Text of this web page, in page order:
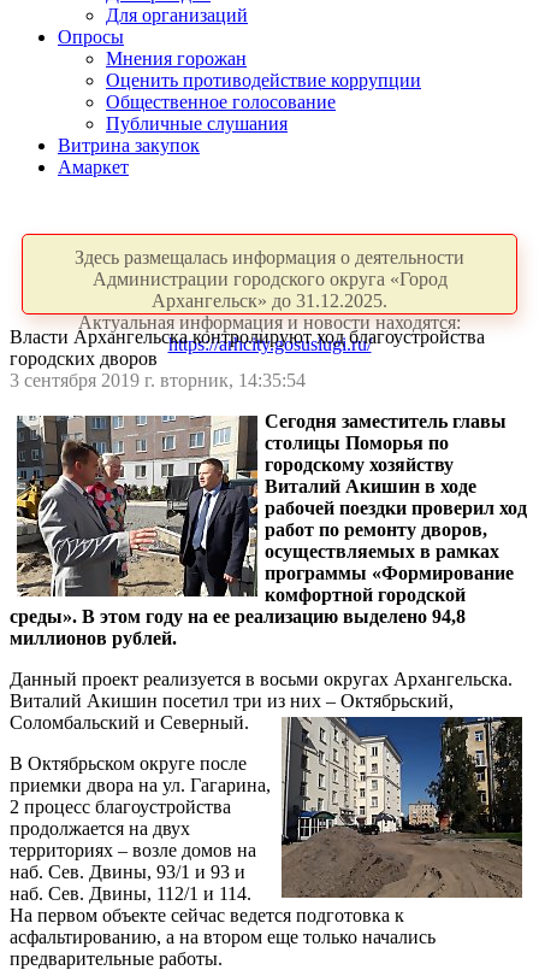
Для организаций
Опросы
Мнения горожан
Оценить противодействие коррупции
Общественное голосование
Публичные слушания
Витрина закупок
Амаркет
Здесь размещалась информация о деятельности
Администрации городского округа «Город
Архангельск» до 31.12.2025.
Актуальная информация и новости находятся:
https://arhcity.gosuslugi.ru/
Власти Архангельска контролируют ход благоустройства
городских дворов
3 сентября 2019 г. вторник, 14:35:54
Сегодня заместитель главы
столицы Поморья по
городскому хозяйству
Виталий Акишин в ходе
рабочей поездки проверил ход
работ по ремонту дворов,
осуществляемых в рамках
программы «Формирование
комфортной городской
среды». В этом году на ее реализацию выделено 94,8
миллионов рублей.
Данный проект реализуется в восьми округах Архангельска.
Виталий Акишин посетил три из них – Октябрьский,
Соломбальский и Северный.
В Октябрьском округе после
приемки двора на ул. Гагарина,
2 процесс благоустройства
продолжается на двух
территориях – возле домов на
наб. Сев. Двины, 93/1 и 93 и
наб. Сев. Двины, 112/1 и 114.
На первом объекте сейчас ведется подготовка к
асфальтированию, а на втором еще только начались
предварительные работы.